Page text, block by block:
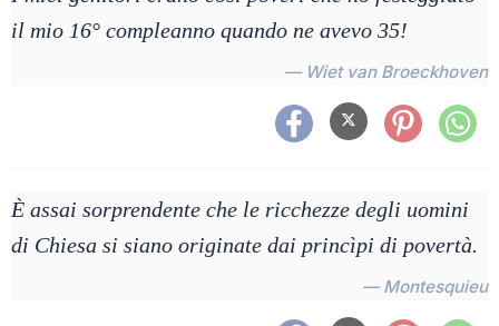
il mio 16° compleanno quando ne avevo 35!
— Wiet van Broeckhoven
È assai sorprendente che le ricchezze degli uomini
di Chiesa si siano originate dai princìpi di povertà.
— Montesquieu